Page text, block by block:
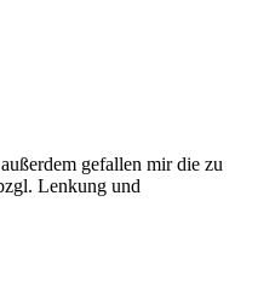
gefallen mir die zu
Lenkung und